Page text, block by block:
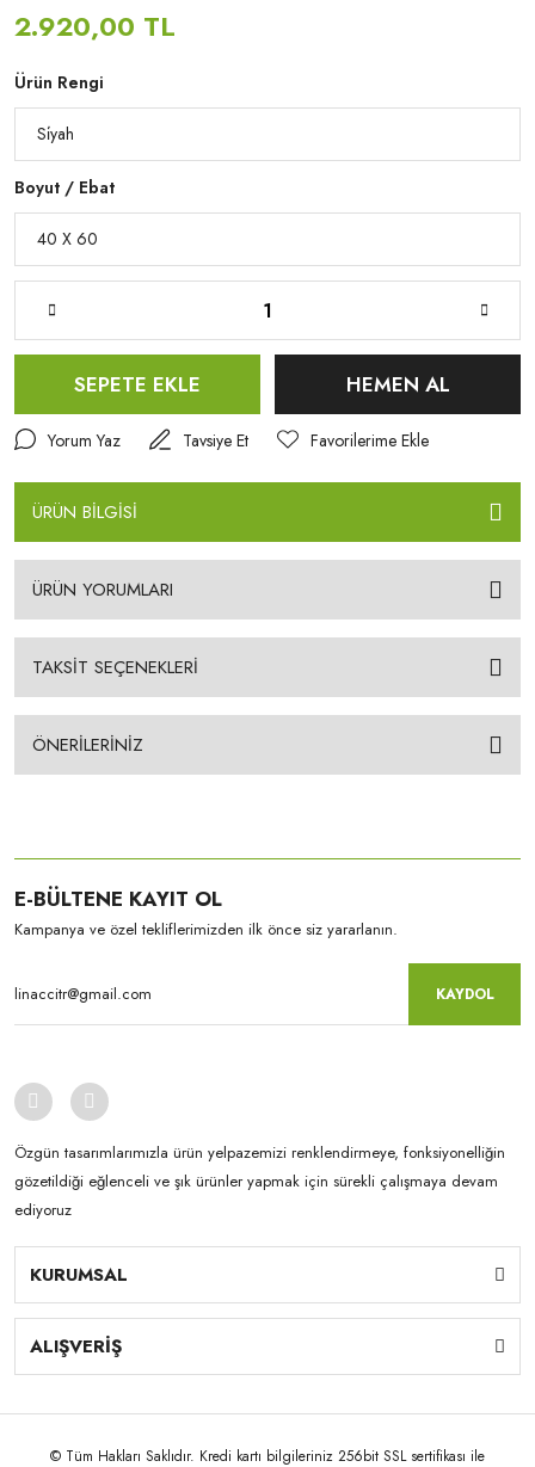
2.920,00 TL
Ürün Rengi
Boyut / Ebat
SEPETE EKLE HEMEN AL
Yorum Yaz Tavsiye Et
ÜRÜN BİLGİSİ
ÜRÜN YORUMLARI
TAKSİT SEÇENEKLERİ
ÖNERİLERİNİZ
E-BÜLTENE KAYIT OL
Kampanya ve özel tekliflerimizden ilk önce siz yararlanın.
KAYDOL
Özgün tasarımlarımızla ürün yelpazemizi renklendirmeye, fonksiyonelliğin
gözetildiği eğlenceli ve şık ürünler yapmak için sürekli çalışmaya devam
ediyoruz
KURUMSAL
ALIŞVERİŞ
© Tüm Hakları Saklıdır. Kredi kartı bilgileriniz 256bit SSL sertifikası ile